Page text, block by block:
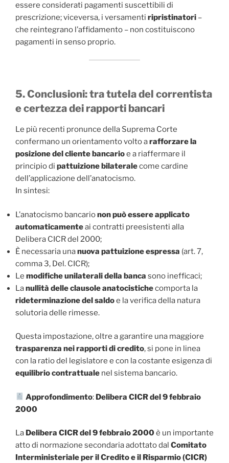
essere considerati pagamenti suscettibili di
prescrizione; viceversa, i versamenti ripristinatori –
che reintegrano l’affidamento – non costituiscono
pagamenti in senso proprio.
5. Conclusioni: tra tutela del correntista
e certezza dei rapporti bancari
Le più recenti pronunce della Suprema Corte
confermano un orientamento volto arafforzare la
posizione del cliente bancarioe a riaffermare il
principio di pattuizione bilateralecome cardine
dell’applicazione dell’anatocismo.
In sintesi:
L’anatocismo bancarionon può essere applicato
automaticamenteai contratti preesistenti alla
Delibera CICR del 2000;
È necessaria unanuova pattuizione espressa (art. 7,
comma 3, Del. CICR);
Le modifiche unilaterali della banca sono inefficaci;
Lanullità delle clausole anatocistichecomporta la
rideterminazione del saldoe la verifica della natura
solutoria delle rimesse.
Questa impostazione, oltre a garantire una maggiore
trasparenza nei rapporti di credito, si pone in linea
con la ratio del legislatore e con la costante esigenza di
equilibrio contrattuale nel sistema bancario.
Approfondimento: Delibera CICR del 9 febbraio
2000
La Delibera CICR del 9 febbraio 2000è un importante
atto di normazione secondaria adottato dal Comitato
Interministeriale per il Credito e il Risparmio (CICR)